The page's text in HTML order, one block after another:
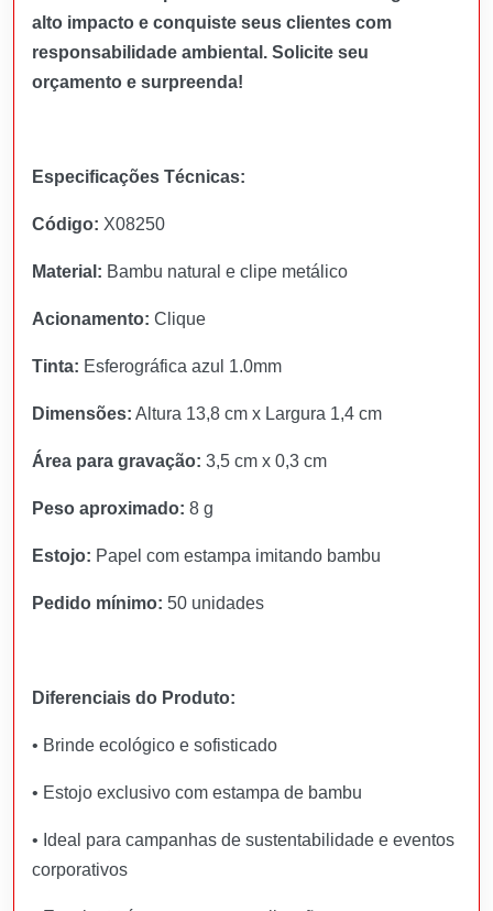
alto impacto e conquiste seus clientes com
responsabilidade ambiental. Solicite seu
orçamento e surpreenda!
Especificações Técnicas:
Código: X08250
Material: Bambu natural e clipe metálico
Acionamento: Clique
Tinta: Esferográfica azul 1.0mm
Dimensões: Altura 13,8 cm x Largura 1,4 cm
Área para gravação: 3,5 cm x 0,3 cm
Peso aproximado: 8 g
Estojo: Papel com estampa imitando bambu
Pedido mínimo: 50 unidades
Diferenciais do Produto:
• Brinde ecológico e sofisticado
• Estojo exclusivo com estampa de bambu
• Ideal para campanhas de sustentabilidade e eventos
corporativos